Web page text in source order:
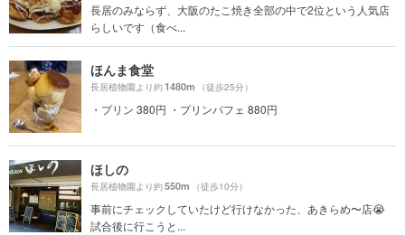
長居のみならず、大阪のたこ焼き全部の中で2位という人気店
らしいです（食べ...
ほんま食堂
長居植物園より約1480m （徒歩25分）
・プリン 380円 ・プリンパフェ 880円
ほしの
長居植物園より約550m （徒歩10分）
事前にチェックしていたけど行けなかった、あきらめ〜店😭
試合後に行こうと...